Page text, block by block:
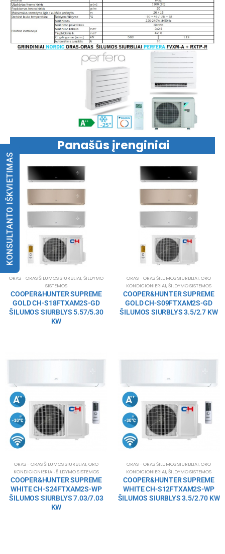
Panašūs įrenginiai
ORAS - ORAS ŠILUMOS SIURBLIAI,ŠILDYMO
SISTEMOS
COOPER&HUNTER SUPREME
GOLD CH-S18FTXAM2S-GD
ŠILUMOS SIURBLYS 5.57/5.30
KW
ORAS - ORAS ŠILUMOS SIURBLIAI,ORO
KONDICIONIERIAI,ŠILDYMO SISTEMOS
COOPER&HUNTER SUPREME
GOLD CH-S09FTXAM2S-GD
ŠILUMOS SIURBLYS 3.5/2.7 KW
ORAS - ORAS ŠILUMOS SIURBLIAI,ORO
KONDICIONIERIAI,ŠILDYMO SISTEMOS
COOPER&HUNTER SUPREME
WHITE CH-S24FTXAM2S-WP
ŠILUMOS SIURBLYS 7.03/7.03
KW
ORAS - ORAS ŠILUMOS SIURBLIAI,ORO
KONDICIONIERIAI,ŠILDYMO SISTEMOS
COOPER&HUNTER SUPREME
WHITE CH-S12FTXAM2S-WP
ŠILUMOS SIURBLYS 3.5/2.70 KW
KONSULTANTO IŠKVIETIMAS